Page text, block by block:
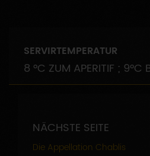
SERVIRTEMPERATUR
8 °C ZUM APERITIF ; 9°C
NÄCHSTE SEITE
Die Appellation Chablis